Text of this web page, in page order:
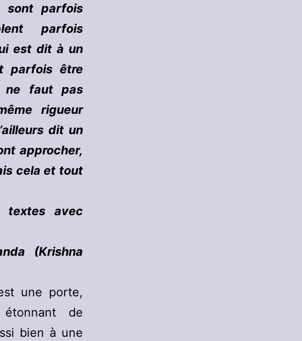
sont parfois
parfois
est dit à un
parfois être
ne faut pas
rigueur
dit un
approcher,
cela et tout
textes avec
(Krishna
une porte,
de
bien à une